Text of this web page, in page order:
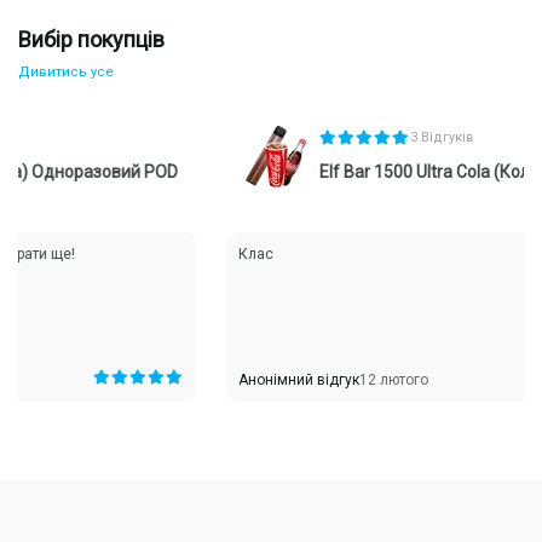
для тих, хто хоче насолоджуватися парінням без зайвих
Вибір покупців
Дивитись усе
POD
ще!
3 Відгуків
Elf Bar 1500 Ultra Cola (Кола)
Анонімний відгук12 лютого